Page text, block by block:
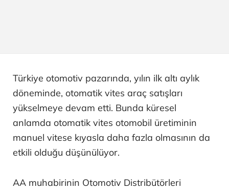
Türkiye otomotiv pazarında, yılın ilk altı aylık
döneminde, otomatik vites araç satışları
yükselmeye devam etti. Bunda küresel
anlamda otomatik vites otomobil üretiminin
manuel vitese kıyasla daha fazla olmasının da
etkili olduğu düşünülüyor.
AA muhabirinin Otomotiv Distribütörleri